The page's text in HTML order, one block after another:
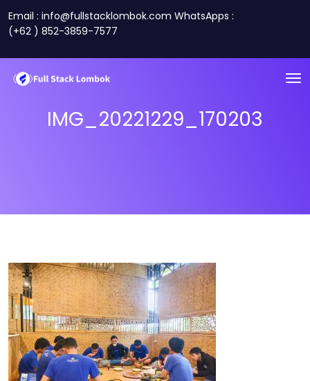
Email : info@fullstacklombok.com WhatsApps :
(+62 ) 852-3859-7577
IMG_20221229_170203